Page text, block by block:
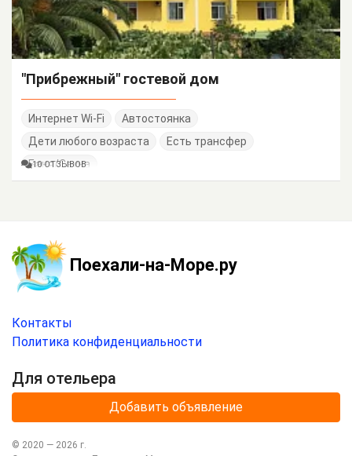
"Прибрежный" гостевой дом
Интернет Wi-Fi
Автостоянка
Дети любого возраста
Есть трансфер
Баня/Сауна
10 ОТЗЫВОВ
Поехали-на-Море.ру
Контакты
Политика конфиденциальности
Для отельера
Добавить объявление
© 2020 — 2026 г.